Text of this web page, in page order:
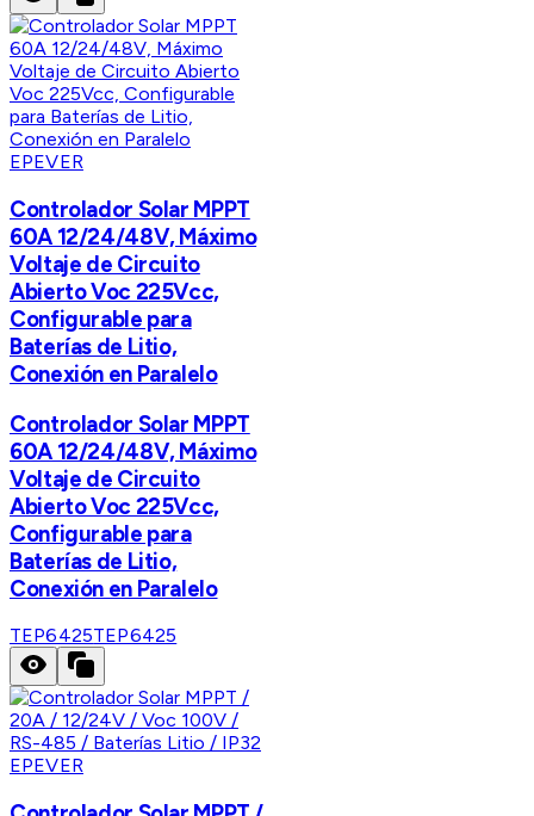
EPEVER
Controlador Solar MPPT
60A 12/24/48V, Máximo
Voltaje de Circuito
Abierto Voc 225Vcc,
Configurable para
Baterías de Litio,
Conexión en Paralelo
Controlador Solar MPPT
60A 12/24/48V, Máximo
Voltaje de Circuito
Abierto Voc 225Vcc,
Configurable para
Baterías de Litio,
Conexión en Paralelo
TEP6425TEP6425
EPEVER